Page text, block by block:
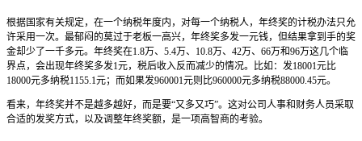
根据国家有关规定，在一个纳税年度内，对每一个纳税人，年终奖的计税办法只允
许采用一次。最郁闷的莫过于老板一高兴，年终奖多发一元钱，但结果拿到手的奖
金却少了一千多元。年终奖在1.8万、5.4万、10.8万、42万、66万和96万这几个临
界点，会出现年终奖多发1元，税后收入反而减少的情况。比如：发18001元比
18000元多纳税1155.1元；而如果发960001元则比960000元多纳税88000.45元。
看来，年终奖并不是越多越好，而是要“又多又巧”。这对公司人事和财务人员采取
合适的发奖方式，以及调整年终奖额，是一项高智商的考验。